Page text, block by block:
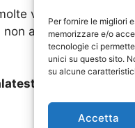
Per fornire le migliori
memorizzare e/o
tecnologie ci
unici su questo sito.
su alcune
Accetta
volte, quando ci
avere rispettato
ci sono poi